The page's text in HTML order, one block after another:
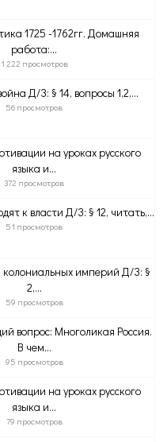
1725 -1762гг. Домашняя
работа:...
1 222 просмотров
Д/З: § 14, вопросы 1,2,...
56 просмотров
на уроках русского
языка и...
372 просмотров
к власти Д/З: § 12, читать,...
51 просмотров
колониальных империй Д/З: §
2,...
59 просмотров
вопрос: Многоликая Россия.
В чем...
95 просмотров
на уроках русского
языка и...
79 просмотров